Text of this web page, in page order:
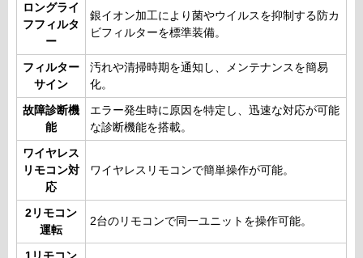
ロングライ
フフィルタ
ー
銀イオン加工により菌やウイルスを抑制する防カ
ビフィルターを標準装備。
フィルター
サイン
汚れや清掃時期を通知し、メンテナンスを簡易
化。
故障診断機
能
エラー発生時に原因を特定し、迅速な対応が可能
な診断機能を搭載。
ワイヤレス
リモコン対
応
ワイヤレスリモコンで簡単操作が可能。
2リモコン
運転
2台のリモコンで同一ユニットを操作可能。
1リモコン